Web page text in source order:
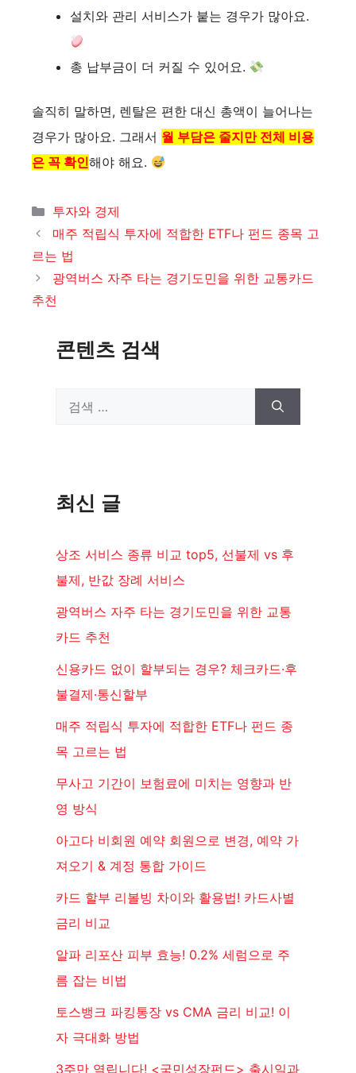
설치와 관리 서비스가 붙는 경우가 많아요.
총 납부금이 더 커질 수 있어요.
솔직히 말하면, 렌탈은 편한 대신 총액이 늘어나는
경우가 많아요. 그래서 월 부담은 줄지만 전체 비용
은 꼭 확인해야 해요.
카
테
고
리
투자와 경제
매주 적립식 투자에 적합한 ETF나 펀드 종목 고
르는 법
광역버스 자주 타는 경기도민을 위한 교통카드
추천
콘텐츠 검색
최신 글
상조 서비스 종류 비교 top5, 선불제 vs 후
불제, 반값 장례 서비스
광역버스 자주 타는 경기도민을 위한 교통
카드 추천
신용카드 없이 할부되는 경우? 체크카드·후
불결제·통신할부
매주 적립식 투자에 적합한 ETF나 펀드 종
목 고르는 법
무사고 기간이 보험료에 미치는 영향과 반
영 방식
아고다 비회원 예약 회원으로 변경, 예약 가
져오기 & 계정 통합 가이드
카드 할부 리볼빙 차이와 활용법! 카드사별
금리 비교
알파 리포산 피부 효능! 0.2% 세럼으로 주
름 잡는 비법
토스뱅크 파킹통장 vs CMA 금리 비교! 이
자 극대화 방법
3주만 열립니다! <국민성장펀드> 출시일과